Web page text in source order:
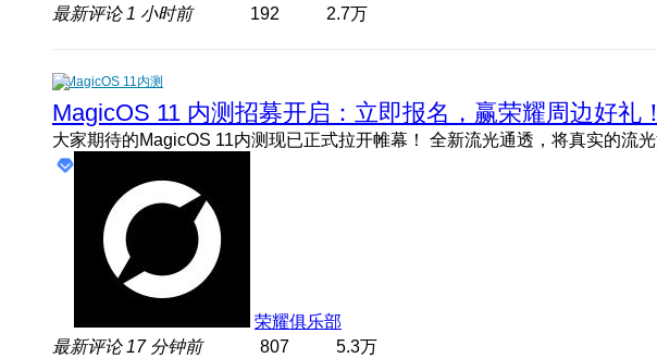
最新评论 1 小时前 192 2.7万
MagicOS 11内测
MagicOS 11 内测招募开启：立即报名，赢荣耀周边好礼！
荣耀俱乐部
最新评论 17 分钟前 807 5.3万